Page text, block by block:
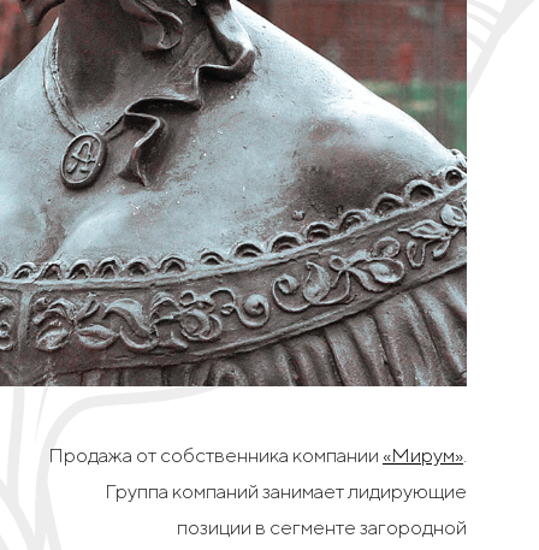
Продажа от собственника компании «Мирум».
Группа компаний занимает лидирующие
позиции в сегменте загородной